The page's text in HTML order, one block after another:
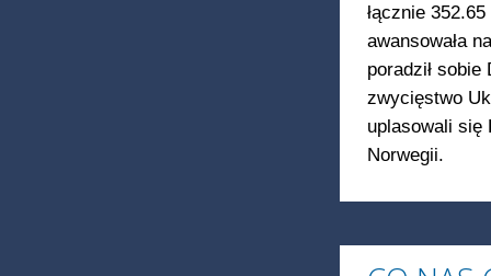
łącznie
awansowała
poradził
zwycięstwo
uplasowali się
Norwegii.